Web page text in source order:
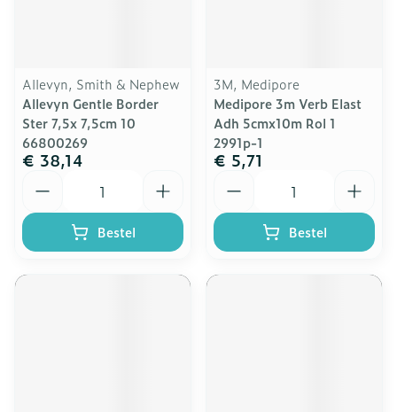
Allevyn, Smith & Nephew
Allevyn Gentle Border
Ster 7,5x 7,5cm 10
66800269
€ 38,14
Bestel
3M, Medipore
Medipore 3m Verb Elast
Adh 5cmx10m Rol 1
2991p-1
€ 5,71
Bestel